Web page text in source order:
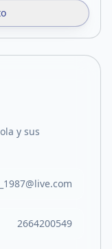
y sus
2664200549